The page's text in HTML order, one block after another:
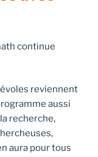
continue
reviennent
aussi
recherche,
aura pour tous